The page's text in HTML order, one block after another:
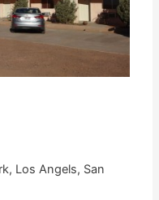
Los Angels, San